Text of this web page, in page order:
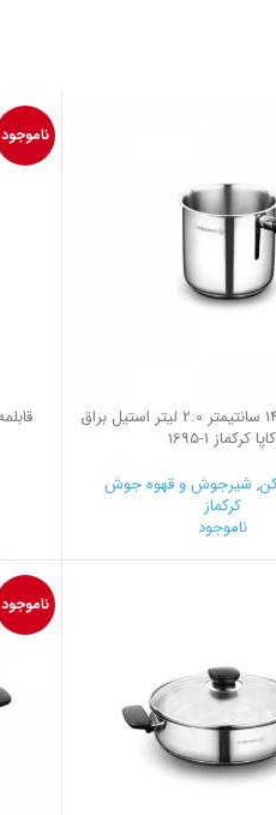
شیرجوش 14*14 سانتیمتر 2.0 لیتر استیل براق
کاپا کرکماز 1695-1
, شیرجوش و قهوه جوش
کرکماز
ناموجود
ناموجود
ناموجود